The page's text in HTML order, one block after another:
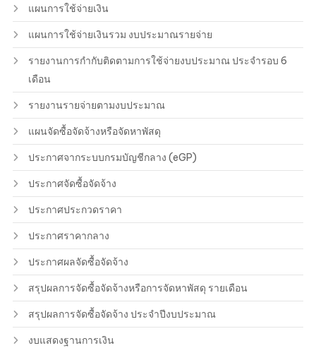
แผนการใช้จ่ายเงิน
แผนการใช้จ่ายเงินรวม งบประมาณรายจ่าย
รายงานการกำกับติดตามการใช้จ่ายงบประมาณ ประจำรอบ 6
เดือน
รายงานรายจ่ายตามงบประมาณ
แผนจัดซื้อจัดจ้างหรือจัดหาพัสดุ
ประกาศจากระบบกรมบัญชีกลาง (eGP)
ประกาศจัดซื้อจัดจ้าง
ประกาศประกวดราคา
ประกาศราคากลาง
ประกาศผลจัดซื้อจัดจ้าง
สรุปผลการจัดซื้อจัดจ้างหรือการจัดหาพัสดุ รายเดือน
สรุปผลการจัดซื้อจัดจ้าง ประจำปีงบประมาณ
งบแสดงฐานการเงิน